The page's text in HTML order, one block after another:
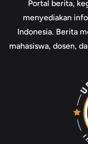
Portal berita,
menyediakan
Indonesia. Berita
mahasiswa, dosen,